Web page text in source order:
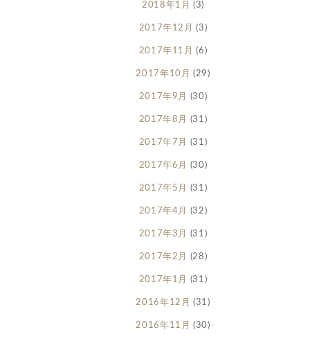
2018年1月 (3)
2017年12月 (3)
2017年11月 (6)
2017年10月 (29)
2017年9月 (30)
2017年8月 (31)
2017年7月 (31)
2017年6月 (30)
2017年5月 (31)
2017年4月 (32)
2017年3月 (31)
2017年2月 (28)
2017年1月 (31)
2016年12月 (31)
2016年11月 (30)